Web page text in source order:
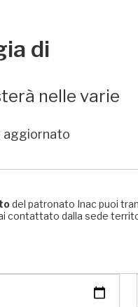
di
nelle varie
aggiornato
del patronato Inac puoi
contattato dalla sede